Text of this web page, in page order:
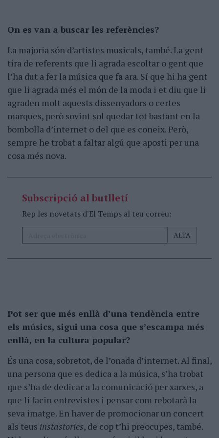
On es van a buscar les referències?
La majoria són d’artistes musicals, també. La gent
tira de referents que li agrada escoltar o gent que
l’ha dut a fer la música que fa ara. Sí que hi ha gent
que li agrada més el món de la moda i et diu que li
agraden molt aquests dissenyadors o certes
marques, però sovint sol quedar tot bastant en la
bombolla d’internet o del que es coneix. Però,
sempre he trobat a faltar algú que aposti per una
cosa més nova.
Subscripció al butlletí
Rep les novetats d'El Temps al teu correu:
Pot ser que més enllà d’una tendència entre
els músics, sigui una cosa que s’escampa més
enllà, en la cultura popular?
És una cosa, sobretot, de l’onada d’internet. Al final,
una persona que es dedica a la música, s’ha trobat
que s’ha de dedicar a la comunicació per xarxes, a
que li facin entrevistes i pensar com rebotarà la
seva imatge. En haver de promocionar un concert
als teus instastories, de cop t’hi preocupes, també.